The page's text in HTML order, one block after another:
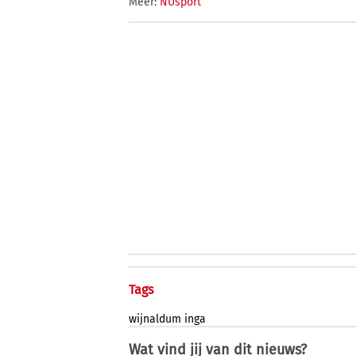
Tags
wijnaldum inga
Wat vind jij van dit nieuws?